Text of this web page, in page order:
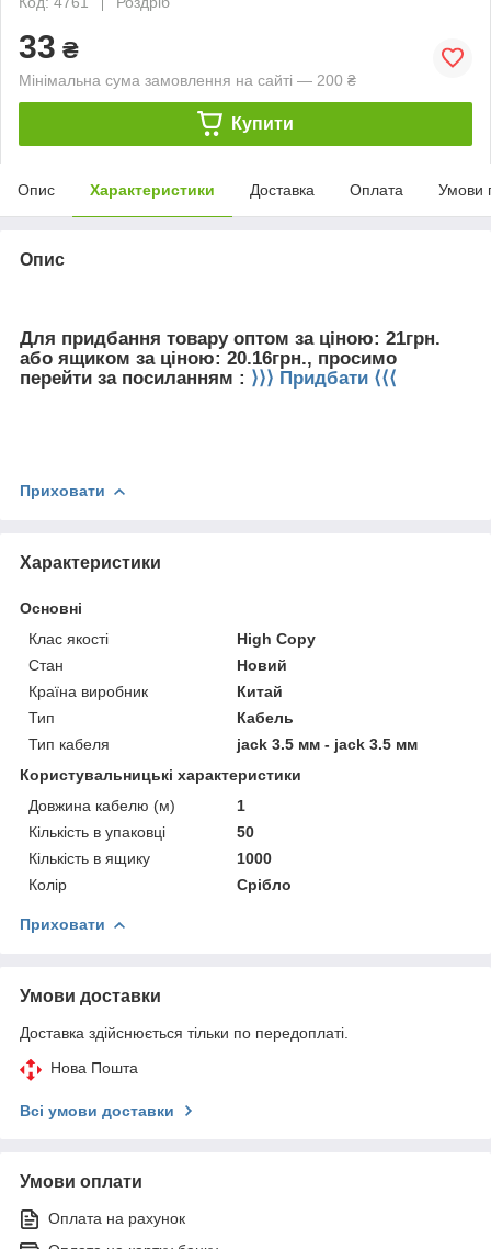
33 ₴
Мінімальна сума замовлення на сайті — 200 ₴
Купити
Опис Характеристики Доставка Оплата Умови
Опис
Для придбання товару оптом за ціною: 21грн.
або ящиком за ціною: 20.16грн., просимо
перейти за посиланням : ⟩⟩⟩ Придбати ⟨⟨⟨
Приховати
Характеристики
Основні
Клас якості
High Copy
Стан
Новий
Країна виробник
Китай
Тип
Кабель
Тип кабеля
jack 3.5 мм - jack 3.5 мм
Користувальницькі характеристики
Довжина кабелю (м)
1
Кількість в упаковці
50
Кількість в ящику
1000
Колір
Срібло
Приховати
Умови доставки
Доставка здійснюється тільки по передоплаті.
Нова Пошта
Всі умови доставки
Умови оплати
Оплата на рахунок